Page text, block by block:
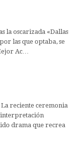
la oscarizada «Dallas
las que optaba, se
Ac…
La reciente ceremonia
interpretación
drama que recrea